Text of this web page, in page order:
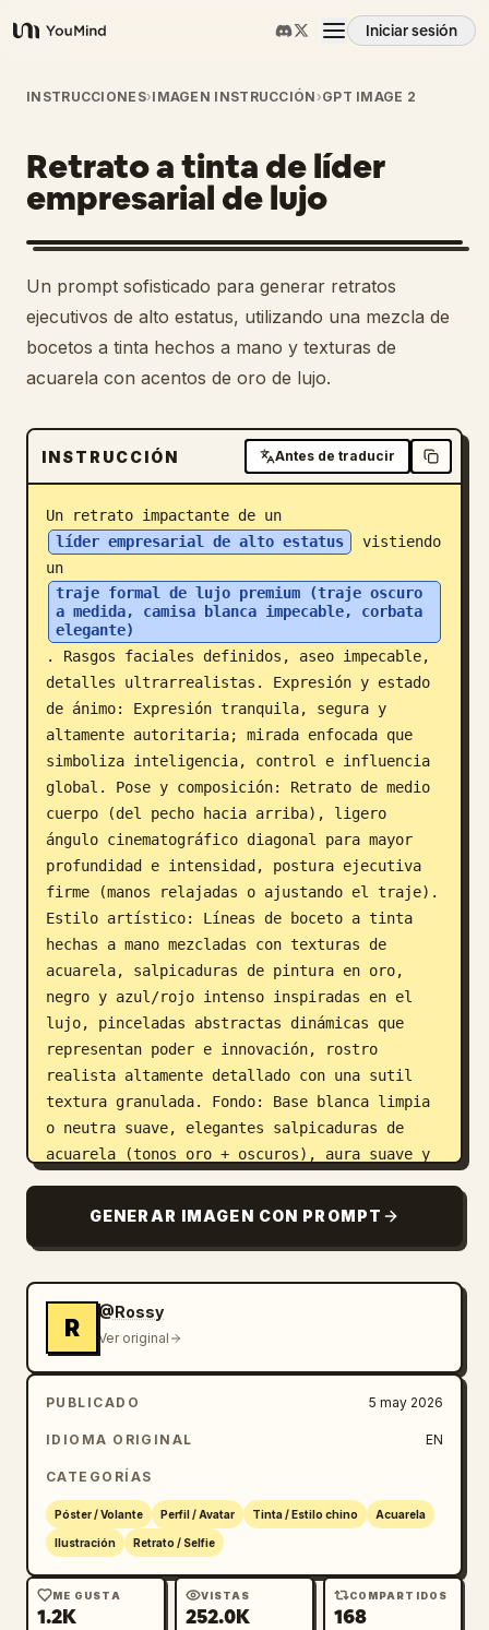
YouMind
Iniciar sesión
Resumen
Casos de uso
Habilidades
Prompts
Precios
Descargar
Blog
Actualizaciones
INSTRUCCIONES›IMAGEN INSTRUCCIÓN ›GPT IMAGE 2
Retrato a tinta de líder
empresarial de lujo
Un prompt sofisticado para generar retratos
ejecutivos de alto estatus, utilizando una mezcla de
bocetos a tinta hechos a mano y texturas de
acuarela con acentos de oro de lujo.
INSTRUCCIÓN Antes de traducir
Un retrato impactante de un
líder empresarial de alto estatus
vistiendo
un
traje formal de lujo premium (traje oscuro
a medida, camisa blanca impecable, corbata
elegante)
. Rasgos faciales definidos, aseo impecable,
detalles ultrarrealistas. Expresión y estado
de ánimo: Expresión tranquila, segura y
altamente autoritaria; mirada enfocada que
simboliza inteligencia, control e influencia
global. Pose y composición: Retrato de medio
cuerpo (del pecho hacia arriba), ligero
ángulo cinematográfico diagonal para mayor
profundidad e intensidad, postura ejecutiva
firme (manos relajadas o ajustando el traje).
Estilo artístico: Líneas de boceto a tinta
hechas a mano mezcladas con texturas de
acuarela, salpicaduras de pintura en oro,
negro y azul/rojo intenso inspiradas en el
lujo, pinceladas abstractas dinámicas que
representan poder e innovación, rostro
realista altamente detallado con una sutil
textura granulada. Fondo: Base blanca limpia
o neutra suave, elegantes salpicaduras de
acuarela (tonos oro + oscuros), aura suave y
sensación de élite premium. Elementos
(estilo de pincel de lujo escrito a mano en
negrita) Detalles adicionales: Sutiles
acentos dorados para una estética de
cinematográfica, corona mínima o símbolos
abstractos de riqueza/poder. Firma (parte
inferior): “ESCRIBE AQUÍ” Sección de cita
tono: Élite, poderoso, cinematográfico,
estética de legado impulsada por el lujo
GENERAR IMAGEN CON PROMPT
R
@Rossy
Ver original
PUBLICADO 5 may 2026
IDIOMA ORIGINAL EN
CATEGORÍAS
Póster / Volante Perfil / Avatar Tinta / Estilo chino Acuarela
Ilustración Retrato / Selfie
ME GUSTA
1.2K
VISTAS
252.0K
COMPARTIDOS
168